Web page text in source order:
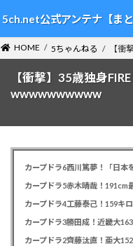
ン
テ
ン
ツ
ビ
ゲ
ー
シ
5ch.net公式アンテナ【ま
HOME 5ちゃんねる 【衝
【衝撃】35歳独身
wwwwwwwwww
カープドラ4工藤泰己！159キ
カープドラ2齊藤汰直！亜大